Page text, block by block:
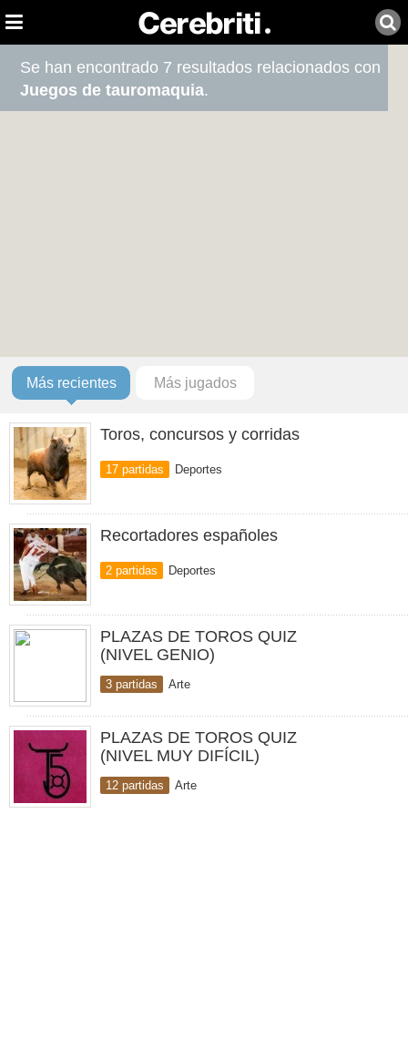
Se han encontrado 7 resultados relacionados con
Juegos de tauromaquia.
Más recientes Más jugados
Toros, concursos y corridas
17 partidas Deportes
Recortadores españoles
2 partidas Deportes
PLAZAS DE TOROS QUIZ
(NIVEL GENIO)
3 partidas Arte
PLAZAS DE TOROS QUIZ
(NIVEL MUY DIFÍCIL)
12 partidas Arte